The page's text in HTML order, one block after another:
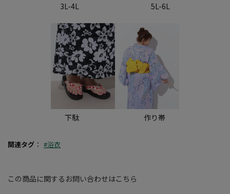
3L-4L 5L-6L
下駄 作り帯
関連タグ ： #浴衣
この商品に関するお問い合わせはこちら